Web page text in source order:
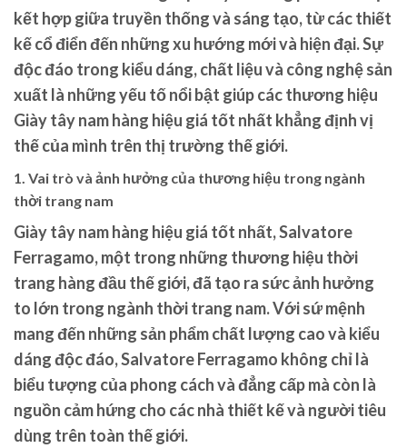
kết hợp giữa truyền thống và sáng tạo, từ các thiết
kế cổ điển đến những xu hướng mới và hiện đại. Sự
độc đáo trong kiểu dáng, chất liệu và công nghệ sản
xuất là những yếu tố nổi bật giúp các thương hiệu
Giày tây nam hàng hiệu giá tốt nhất khẳng định vị
thế của mình trên thị trường thế giới.
1. Vai trò và ảnh hưởng của thương hiệu trong ngành
thời trang nam
Giày tây nam hàng hiệu giá tốt nhất, Salvatore
Ferragamo, một trong những thương hiệu thời
trang hàng đầu thế giới, đã tạo ra sức ảnh hưởng
to lớn trong ngành thời trang nam. Với sứ mệnh
mang đến những sản phẩm chất lượng cao và kiểu
dáng độc đáo, Salvatore Ferragamo không chỉ là
biểu tượng của phong cách và đẳng cấp mà còn là
nguồn cảm hứng cho các nhà thiết kế và người tiêu
dùng trên toàn thế giới.